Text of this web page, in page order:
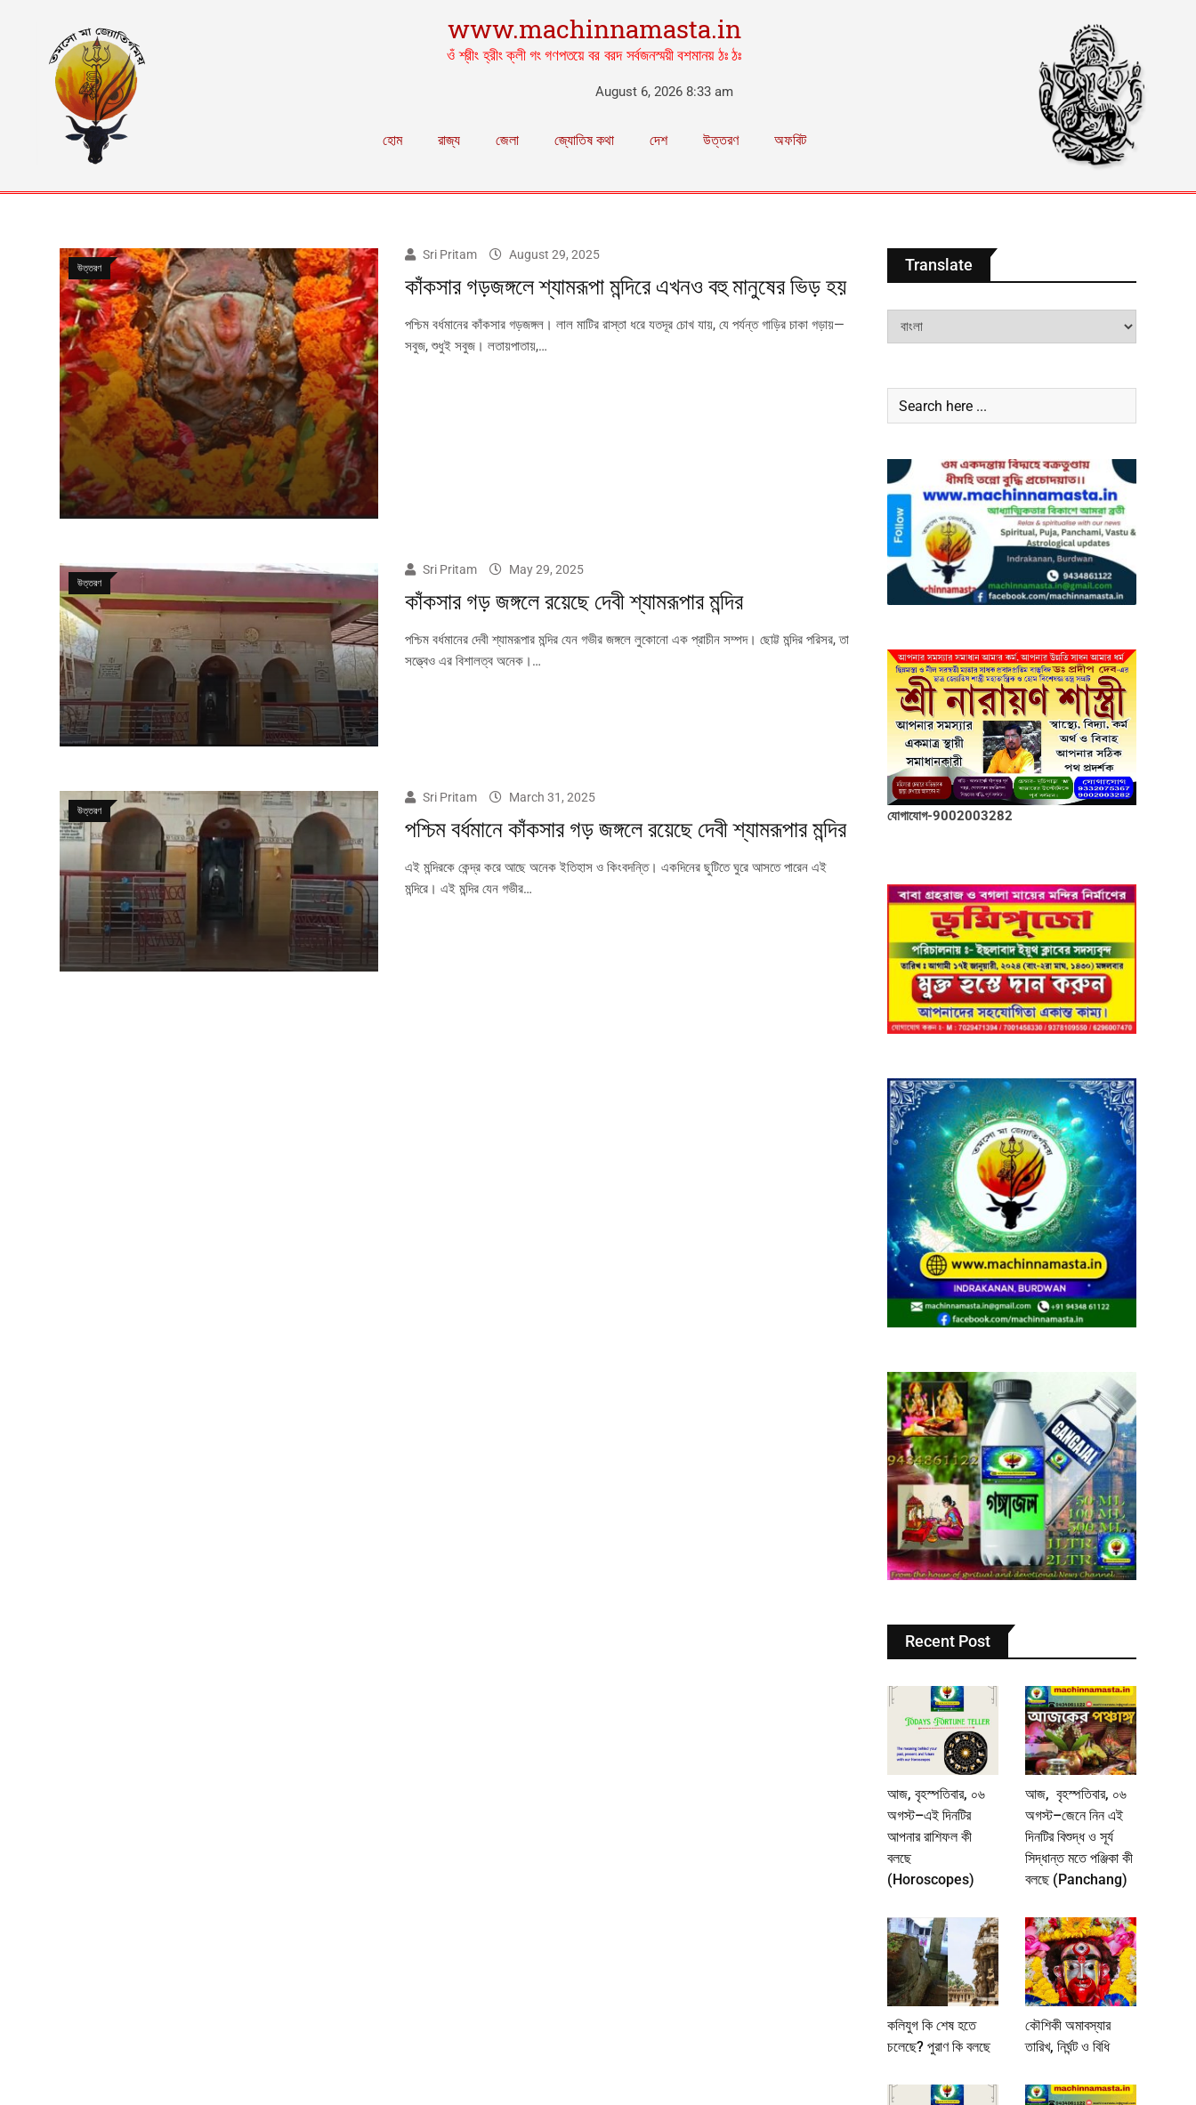
www.machinnamasta.in
ওঁ শ্রীং হ্রীং ক্লী গং গণপতয়ে বর বরদ সর্বজনস্ময়ী বশমানয় ঠঃ ঠঃ
August 6, 2026 8:33 am
হোম রাজ্য জেলা জ্যোতিষ কথা দেশ উত্তরণ অফবিট
উত্তরণ
Sri Pritam August 29, 2025
কাঁকসার গড়জঙ্গলে শ্যামরূপা মন্দিরে এখনও বহু মানুষের ভিড় হয়
পশ্চিম বর্ধমানের কাঁকসার গড়জঙ্গল। লাল মাটির রাস্তা ধরে যতদূর চোখ যায়, যে পর্যন্ত গাড়ির চাকা গড়ায়—
সবুজ, শুধুই সবুজ। লতায়পাতায়,…
উত্তরণ
Sri Pritam May 29, 2025
কাঁকসার গড় জঙ্গলে রয়েছে দেবী শ্যামরূপার মন্দির
পশ্চিম বর্ধমানের দেবী শ্যামরূপার মন্দির যেন গভীর জঙ্গলে লুকোনো এক প্রাচীন সম্পদ। ছোট্ট মন্দির পরিসর, তা
সত্ত্বেও এর বিশালত্ব অনেক।…
উত্তরণ
Sri Pritam March 31, 2025
পশ্চিম বর্ধমানে কাঁকসার গড় জঙ্গলে রয়েছে দেবী শ্যামরূপার মন্দির
এই মন্দিরকে কেন্দ্র করে আছে অনেক ইতিহাস ও কিংবদন্তি। একদিনের ছুটিতে ঘুরে আসতে পারেন এই
মন্দিরে। এই মন্দির যেন গভীর…
Translate
যোগাযোগ-9002003282
Recent Post
আজ, বৃহস্পতিবার, ০৬
অগস্ট–এই দিনটির
আপনার রাশিফল কী
বলছে
(Horoscopes)
আজ, বৃহস্পতিবার, ০৬
অগস্ট–জেনে নিন এই
দিনটির বিশুদ্ধ ও সূর্য
সিদ্ধান্ত মতে পঞ্জিকা কী
বলছে (Panchang)
কলিযুগ কি শেষ হতে
চলেছে? পুরাণ কি বলছে
কৌশিকী অমাবস্যার
তারিখ, নির্ঘন্ট ও বিধি